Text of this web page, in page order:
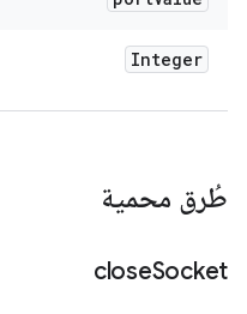
Integer
طُرق محمية
closeSocket